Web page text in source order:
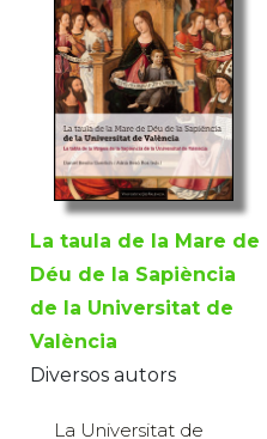
La taula de la Mare de
Déu de la Sapiència
de la Universitat de
València
Diversos autors
La Universitat de